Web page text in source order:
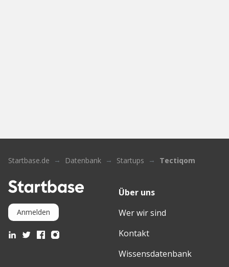
Startbase.de Datenbank Startups Tectiqom
Anmelden
Über uns
Wer wir sind
Kontakt
Wissensdatenbank